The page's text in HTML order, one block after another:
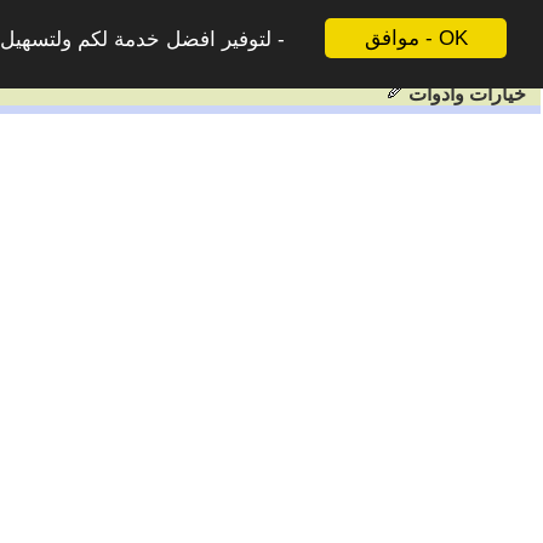
موافق - OK لتوفير افضل خدمة لكم
خيارات وادوات